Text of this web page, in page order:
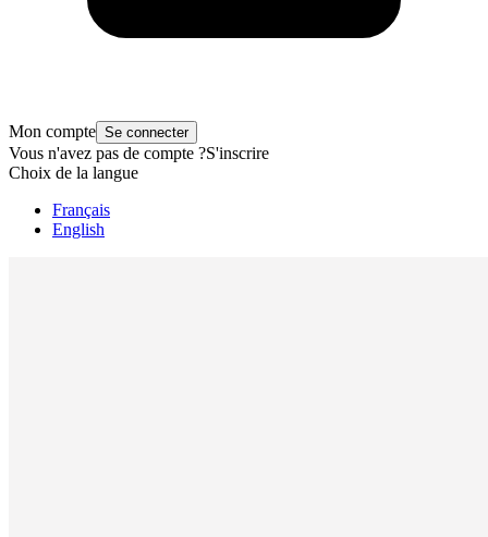
Mon compte Se connecter
Vous n'avez pas de compte ?S'inscrire
Choix de la langue
Français
English